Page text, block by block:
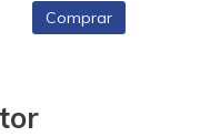
Comprar